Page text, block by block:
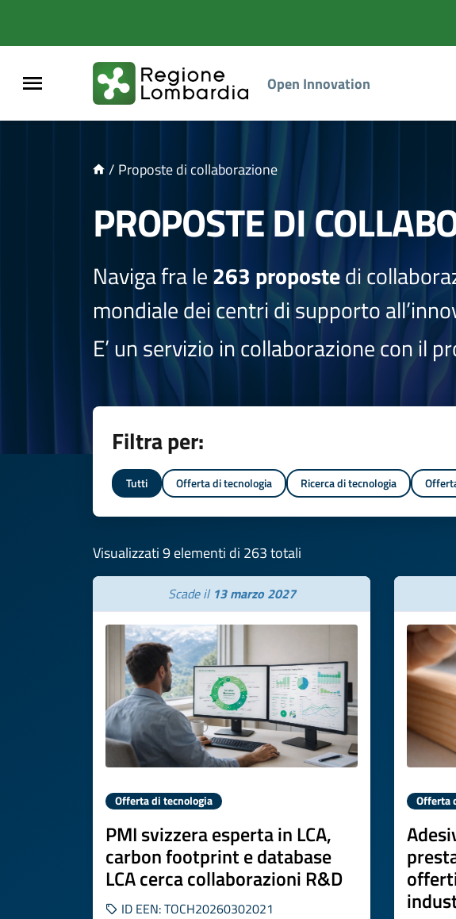
Open Innovation
/ Proposte di collaborazione
PROPOSTE DI
Naviga fra le263 propostedi
mondiale dei centri di supporto
E’ un servizio in collaborazione con il
Filtra per:
Tutti Offerta di tecnologia Ricerca di tecnologia
Visualizzati 9 elementi di 263 totali
Scade il 13 marzo 2027
Offerta di tecnologia
PMI svizzera esperta in LCA,
carbon footprint e database
LCA cerca collaborazioni R&D
ID EEN: TOCH20260302021
Offerta